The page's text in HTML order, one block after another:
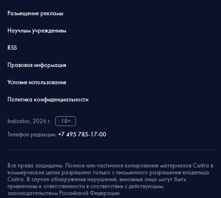
Размещение рекламы
Научным учреждениям
RSS
Правовая информация
Условия использования
Политика конфиденциальности
Indicator, 2026 г.
18+
Телефон редакции: +7 495 785-17-00
Все права защищены. Полное или частичное копирование материалов Сайта в
коммерческих целях разрешено только с письменного разрешения владельца
Сайта. В случае обнаружения нарушений, виновные лица могут быть
привлечены к ответственности в соответствии с действующим
законодательством Российской Федерации.